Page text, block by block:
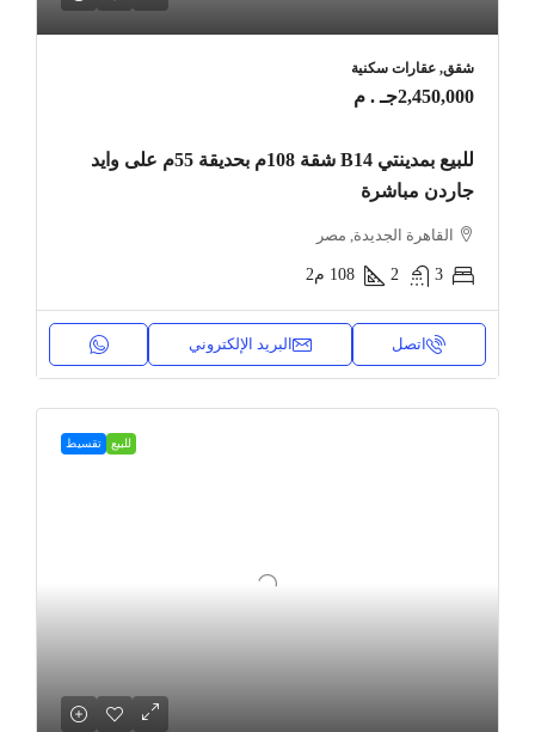
شقق, عقارات سكنية
2,450,000جـ . م
للبيع بمدينتي B14 شقة 108م بحديقة 55م على وايد
جاردن مباشرة
القاهرة الجديدة, مصر
3
2
108 م2
اتصل البريد الإلكتروني
للبيع تقسيط